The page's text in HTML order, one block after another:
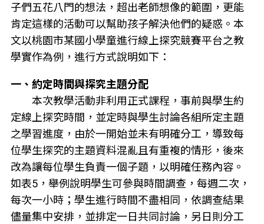
子們五花八門的想法，超出老師想像的範圍，更能
肯定這樣的活動可以幫助孩子解決他們的疑惑。本
文以桃園市某國小學童進行線上探究競賽平台之教
學實作為例，進行方式說明如下：
一、約定時間與探究主題分配
本次教學活動非利用正式課程，事前與學生約
定線上探究時間，並定時與學生討論各組所定主題
之學習進度，由於一開始並未有明確分工，導致每
位學生探究的主題資料混亂且有重複的情形，後來
改為讓每位學生負責一個子題，以明確任務內容。
如表5，舉例說明學生可參與時間調查，每週二次，
每次一小時；學生進行時間不盡相同，依調查結果
儘量集中安排，並排定一日共同討論，另日則分工